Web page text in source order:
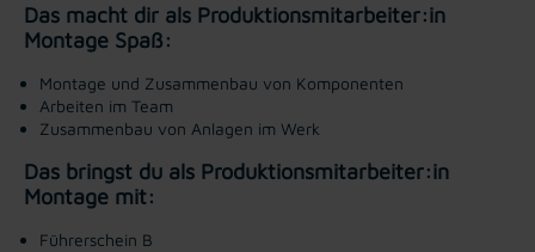
Das macht dir als Produktionsmitarbeiter:in
Montage Spaß:
Montage und Zusammenbau von Komponenten
Arbeiten im Team
Zusammenbau von Anlagen im Werk
Das bringst du als Produktionsmitarbeiter:in
Montage mit:
Führerschein B